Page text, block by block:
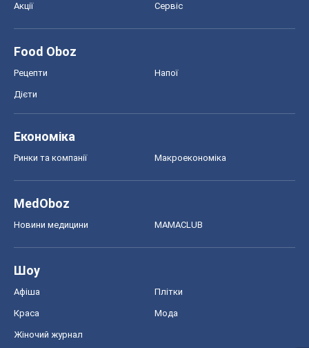
Акції Сервіс
Food Oboz
Рецепти Напої
Дієти
Економіка
Ринки та компанії Макроекономіка
MedOboz
Новини медицини MAMACLUB
Шоу
Афіша Плітки
Краса Мода
Жіночий журнал